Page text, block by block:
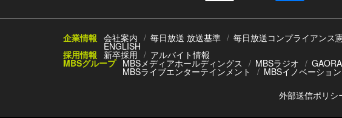
企業情報 会社案内 毎日放送 放送基準 毎日放送コンプライアンス
ENGLISH
採用情報 新卒採用 アルバイト情報
MBSグループ MBSメディアホールディングス MBSラジオ GAORA
MBSライブエンターテインメント
MBSイノベーショ
外部送信ポリシ